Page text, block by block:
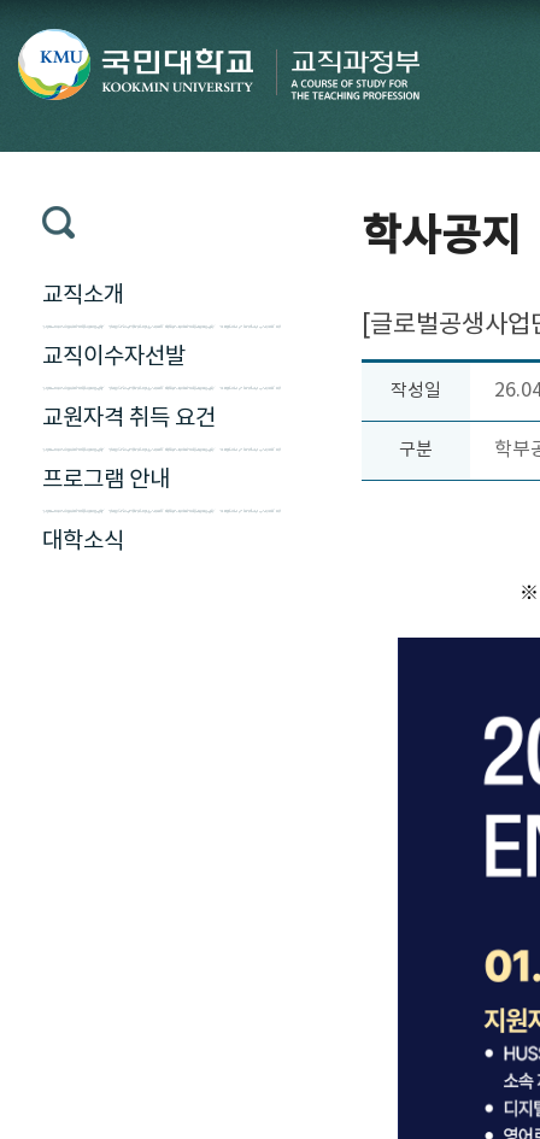
교직소개
교직이수자선발
교원자격 취득 요건
프로그램 안내
대학소식
학사공지
[글로벌공생사
작성일
구분 학부
※